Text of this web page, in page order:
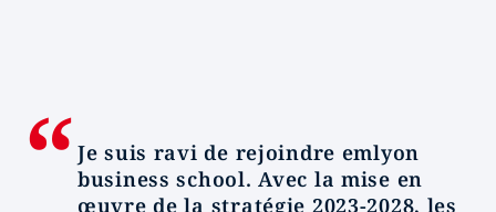
Je suis ravi de rejoindre emlyon
business school. Avec la mise en
œuvre de la stratégie 2023-2028, les